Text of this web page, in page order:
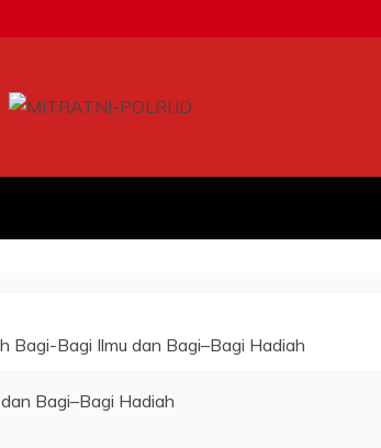
Bagi-Bagi Ilmu dan Bagi–Bagi Hadiah